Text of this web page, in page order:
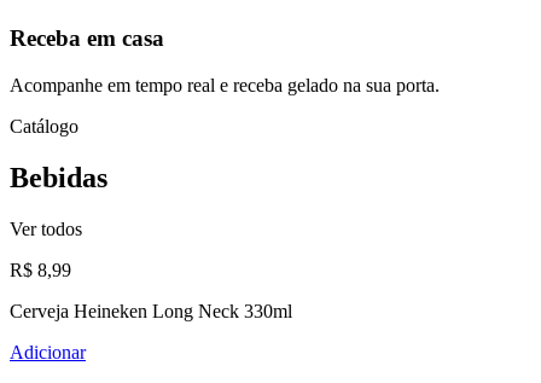
Receba em casa
Acompanhe em tempo real e receba gelado na sua porta.
Catálogo
Bebidas
Ver todos
R$ 8,99
Cerveja Heineken Long Neck 330ml
Adicionar